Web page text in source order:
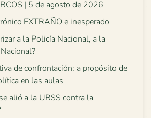
| 5 de agosto de 2026
EXTRAÑO e inesperado
a la Policía Nacional, a la
de confrontación: a propósito de
en las aulas
alió a la URSS contra la